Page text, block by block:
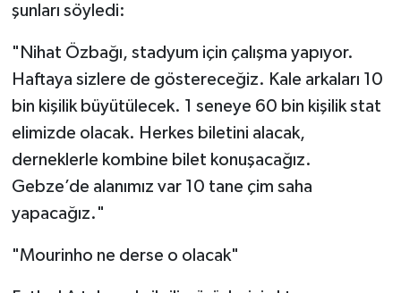
şunları söyledi:
"Nihat Özbağı, stadyum için çalışma yapıyor.
Haftaya sizlere de göstereceğiz. Kale arkaları 10
bin kişilik büyütülecek. 1 seneye 60 bin kişilik stat
elimizde olacak. Herkes biletini alacak,
derneklerle kombine bilet konuşacağız.
Gebze’de alanımız var 10 tane çim saha
yapacağız."
"Mourinho ne derse o olacak"